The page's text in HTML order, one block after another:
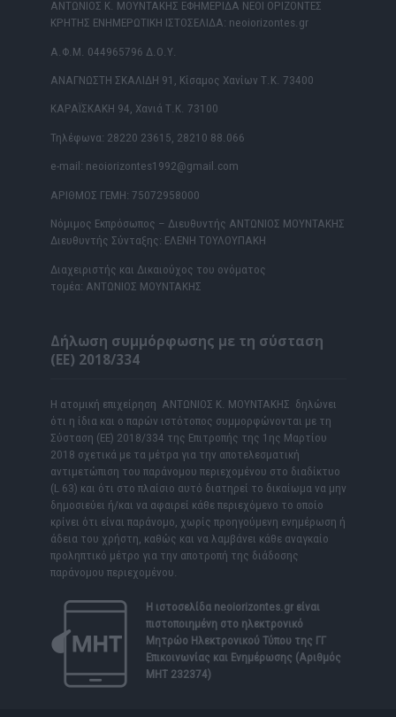
ΑΝΤΩΝΙΟΣ Κ. ΜΟΥΝΤΑΚΗΣ ΕΦΗΜΕΡΙΔΑ ΝΕΟΙ ΟΡΙΖΟΝΤΕΣ
ΚΡΗΤΗΣ ΕΝΗΜΕΡΩΤΙΚΗ ΙΣΤΟΣΕΛΙΔΑ: neoiorizontes.gr
Α.Φ.Μ. 044965796 Δ.Ο.Υ.
ΑΝΑΓΝΩΣΤΗ ΣΚΑΛΙΔΗ 91, Κίσαμος Χανίων Τ.Κ. 73400
ΚΑΡΑΪΣΚΑΚΗ 94, Χανιά Τ.Κ. 73100
Τηλέφωνα: 28220 23615, 28210 88.066
e-mail: neoiorizontes1992@gmail.com
ΑΡΙΘΜΟΣ ΓΕΜΗ: 75072958000
Νόμιμος Εκπρόσωπος – Διευθυντής ΑΝΤΩΝΙΟΣ ΜΟΥΝΤΑΚΗΣ
Διευθυντής Σύνταξης: ΕΛΕΝΗ ΤΟΥΛΟΥΠΑΚΗ
Διαχειριστής και Δικαιούχος του ονόματος
τομέα: ΑΝΤΩΝΙΟΣ ΜΟΥΝΤΑΚΗΣ
Δήλωση συμμόρφωσης με τη σύσταση
(ΕΕ) 2018/334
Η ατομική επιχείρηση ΑΝΤΩΝΙΟΣ Κ. ΜΟΥΝΤΑΚΗΣ δηλώνει
ότι η ίδια και ο παρών ιστότοπος συμμορφώνονται με τη
Σύσταση (ΕΕ) 2018/334 της Επιτροπής της 1ης Μαρτίου
2018 σχετικά με τα μέτρα για την αποτελεσματική
αντιμετώπιση του παράνομου περιεχομένου στο διαδίκτυο
(L 63) και ότι στο πλαίσιο αυτό διατηρεί το δικαίωμα να μην
δημοσιεύει ή/και να αφαιρεί κάθε περιεχόμενο το οποίο
κρίνει ότι είναι παράνομο, χωρίς προηγούμενη ενημέρωση ή
άδεια του χρήστη, καθώς και να λαμβάνει κάθε αναγκαίο
προληπτικό μέτρο για την αποτροπή της διάδοσης
παράνομου περιεχομένου.
Η ιστοσελίδα neoiorizontes.grείναι
πιστοποιημένη στο ηλεκτρονικό
Μητρώο Ηλεκτρονικού Τύπου της ΓΓ
Επικοινωνίας και Ενημέρωσης (Αριθμός
ΜΗΤ 232374)